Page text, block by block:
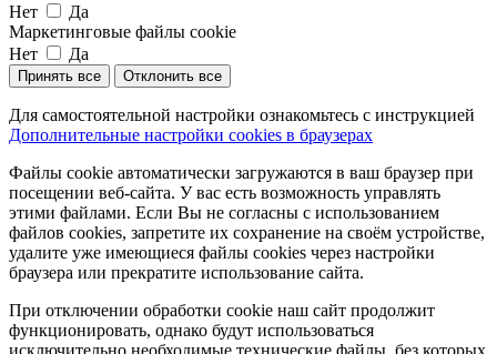
Нет
Да
Маркетинговые файлы cookie
Нет
Да
Принять все Отклонить все
Для самостоятельной настройки ознакомьтесь с инструкцией
Дополнительные настройки cookies в браузерах
Файлы cookie автоматически загружаются в ваш браузер при
посещении веб-сайта. У вас есть возможность управлять
этими файлами. Если Вы не согласны с использованием
файлов cookies, запретите их сохранение на своём устройстве,
удалите уже имеющиеся файлы cookies через настройки
браузера или прекратите использование сайта.
При отключении обработки cookie наш сайт продолжит
функционировать, однако будут использоваться
исключительно необходимые технические файлы, без которых